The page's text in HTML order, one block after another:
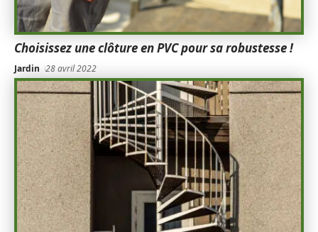
Choisissez une clôture en PVC pour sa robustesse !
Jardin 28 avril 2022